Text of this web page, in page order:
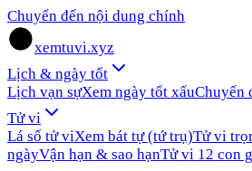
Chuyển đến nội dung chính
xemtuvi.xyz
Lịch & ngày tốt
Lịch vạn sựXem ngày tốt xấuChuyển
Tử vi
Lá số tử viXem bát tự (tứ trụ)Tử vi
ngàyVận hạn & sao hạnTử vi 12 con